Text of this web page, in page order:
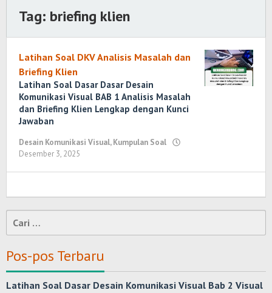
Tag: briefing klien
Latihan Soal DKV Analisis Masalah dan
Briefing Klien
Latihan Soal Dasar Dasar Desain
Komunikasi Visual BAB 1 Analisis Masalah
dan Briefing Klien Lengkap dengan Kunci
Jawaban
Desain Komunikasi Visual,Kumpulan Soal
Desember 3, 2025
Cari
untuk:
Pos-pos Terbaru
Latihan Soal Dasar Desain Komunikasi Visual Bab 2 Visual